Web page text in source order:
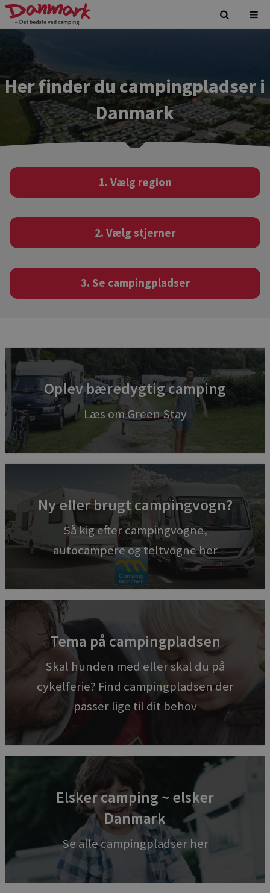
Her finder du campingpladser i
Danmark
1. Vælg region
2. Vælg stjerner
3. Se campingpladser
Oplev bæredygtig camping
Læs om Green Stay
Ny eller brugt campingvogn?
Så kig efter campingvogne,
autocampere og teltvogne her
Tema på campingpladsen
Skal hunden med eller skal du på
cykelferie? Find campingpladsen der
passer lige til dit behov
Elsker camping ~ elsker
Danmark
Se alle campingpladser her